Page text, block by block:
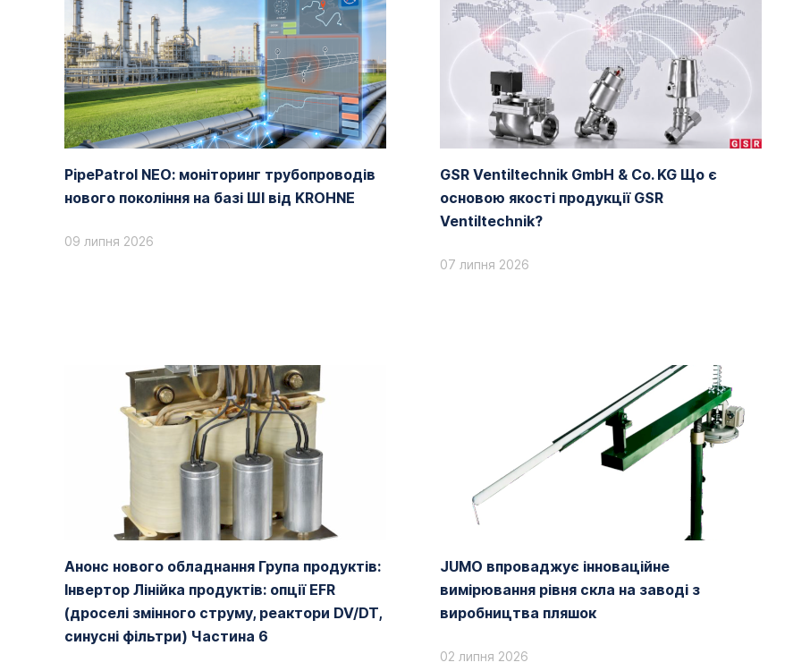
PipePatrol NEO: моніторинг трубопроводів
нового покоління на базі ШІ від KROHNE
09 липня 2026
GSR Ventiltechnik GmbH & Co. KG Що є
основою якості продукції GSR
Ventiltechnik?
07 липня 2026
Анонс нового обладнання Група продуктів:
Інвертор Лінійка продуктів: опції EFR
(дроселі змінного струму, реактори DV/DT,
синусні фільтри) Частина 6
JUMO впроваджує інноваційне
вимірювання рівня скла на заводі з
виробництва пляшок
02 липня 2026